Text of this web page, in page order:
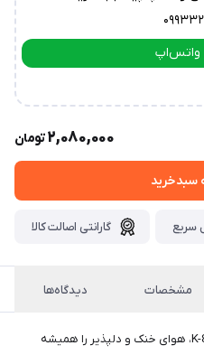
واتس‌اپ
2,080,000تومان
سبدخرید
سریع گارانتی اصالت کالا
مشخصات دیدگاه‌ها
با پنکه شارژی مدل سرمایش دار کد K-801، هوای خنک و دلپذیر را همیشه